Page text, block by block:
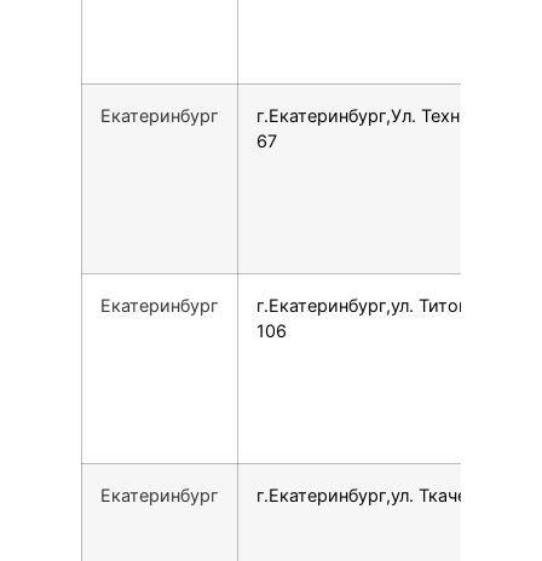
Екатеринбург
г.Екатеринбург,Ул. Техническая,
67
Екатеринбург
г.Екатеринбург,ул. Титова, 19А,
106
Екатеринбург г.Екатеринбург,ул. Ткачей, 21